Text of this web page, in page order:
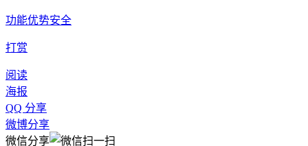
功能优势安全
打赏
阅读
海报
QQ 分享
微博分享
微信分享